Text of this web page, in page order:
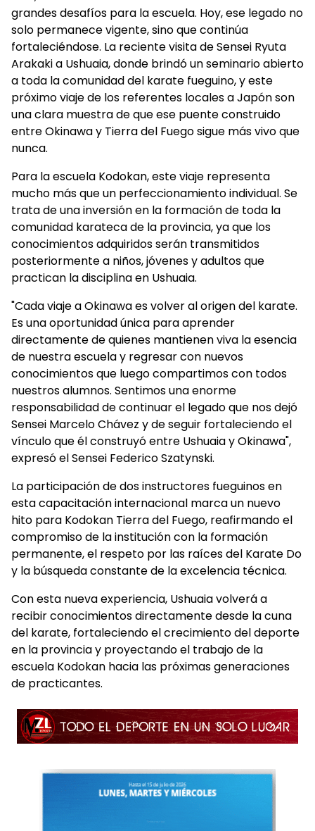
grandes desafíos para la escuela. Hoy, ese legado no
solo permanece vigente, sino que continúa
fortaleciéndose. La reciente visita de Sensei Ryuta
Arakaki a Ushuaia, donde brindó un seminario abierto
a toda la comunidad del karate fueguino, y este
próximo viaje de los referentes locales a Japón son
una clara muestra de que ese puente construido
entre Okinawa y Tierra del Fuego sigue más vivo que
nunca.
Para la escuela Kodokan, este viaje representa
mucho más que un perfeccionamiento individual. Se
trata de una inversión en la formación de toda la
comunidad karateca de la provincia, ya que los
conocimientos adquiridos serán transmitidos
posteriormente a niños, jóvenes y adultos que
practican la disciplina en Ushuaia.
"Cada viaje a Okinawa es volver al origen del karate.
Es una oportunidad única para aprender
directamente de quienes mantienen viva la esencia
de nuestra escuela y regresar con nuevos
conocimientos que luego compartimos con todos
nuestros alumnos. Sentimos una enorme
responsabilidad de continuar el legado que nos dejó
Sensei Marcelo Chávez y de seguir fortaleciendo el
vínculo que él construyó entre Ushuaia y Okinawa",
expresó el Sensei Federico Szatynski.
La participación de dos instructores fueguinos en
esta capacitación internacional marca un nuevo
hito para Kodokan Tierra del Fuego, reafirmando el
compromiso de la institución con la formación
permanente, el respeto por las raíces del Karate Do
y la búsqueda constante de la excelencia técnica.
Con esta nueva experiencia, Ushuaia volverá a
recibir conocimientos directamente desde la cuna
del karate, fortaleciendo el crecimiento del deporte
en la provincia y proyectando el trabajo de la
escuela Kodokan hacia las próximas generaciones
de practicantes.